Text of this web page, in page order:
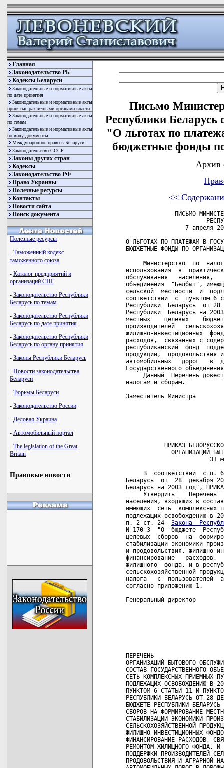
Главная
Законодательство РБ
Кодексы Беларуси
Законодательные и нормативные акты
по дате принятия
Законодательные и нормативные акты
принятые различными органами власти
Законодательные и нормативные акты
по темам
Законодательные и нормативные акты
по виду документы
Международное право в Беларуси
Законодательство СССР
Законы других стран
Кодексы
Законодательство РФ
Право Украины
Полезные ресурсы
Контакты
Новости сайта
Поиск документа
Полезные ресурсы
- Таможенный кодекс
таможенного союза
- Каталог предприятий и
организаций СНГ
- Законодательство Республики
Беларусь по темам
- Законодательство Республики
Беларусь по дате принятия
- Законодательство Республики
Беларусь по органу принятия
- Законы Республики Беларусь
- Новости законодательства
Беларуси
- Тюрьмы Беларуси
- Законодательство России
- Деловая Украина
- Автомобильный портал
- The legislation of the Great
Britain
Правовые новости
Письмо
Республики Беларусь
"О льготах по
бюджетные фонды
Архив
<<
ПИСЬМО
7 апреля
О ЛЬГОТАХ ПО ПЛАТЕЖАМ В
БЮДЖЕТНЫЕ ФОНДЫ ПО
Министерство  по
использования  в
обслуживания   населения,
объединения  "Белбыт",
сельской  местности  и
соответствии  с  пунктом 6
Республики  Беларусь  от
Республики  Беларусь на
местных    целевых
производителей
жилищно-инвестиционных
расходов,  связанных с
республиканский  фонд
продукции,  продовольствия
автомобильных   дорог   в
Государственного
Данный  Перечень
налогам и сборам.
Заместитель
ПРИКАЗ
ОРГАНИЗАЦИЙ
31
В  соответствии  с п.
Беларусь  от  28  декабря
Беларусь на 2003 год",
Утвердить    Перечень
населения, входящих в
имеющих  сеть  комплексных
подлежащих освобождению
п. 2 ст. 24 Закона